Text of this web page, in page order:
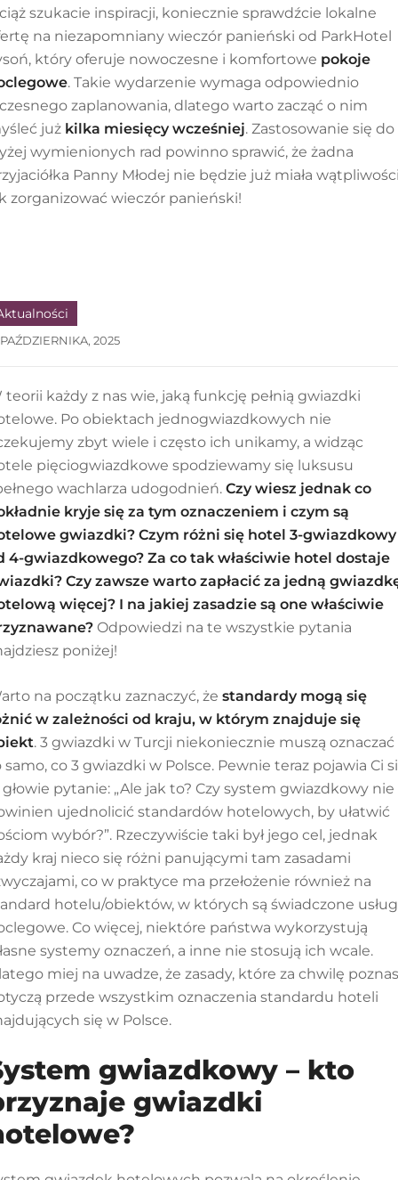
szukacie inspiracji, koniecznie sprawdźcie lokalne
na niezapomniany wieczór panieński od ParkHotel
który oferuje nowoczesne i komfortowe pokoje
. Takie wydarzenie wymaga odpowiednio
zaplanowania, dlatego warto zacząć o nim
już kilka miesięcy wcześniej. Zastosowanie się do
wymienionych rad powinno sprawić, że żadna
Panny Młodej nie będzie już miała
zorganizować wieczór panieński!
PAŹDZIERNIKA, 2025
teorii każdy z nas wie, jaką funkcję pełnią gwiazdki
Po obiektach jednogwiazdkowych nie
zbyt wiele i często ich unikamy, a widząc
pięciogwiazdkowe spodziewamy się luksusu
wachlarza udogodnień. Czy wiesz jednak co
kryje się za tym oznaczeniem i czym są
gwiazdki? Czym różni się hotel 3-gwiazdkowy
4-gwiazdkowego? Za co tak właściwie hotel dostaje
Czy zawsze warto zapłacić za jedną
więcej? I na jakiej zasadzie są one właściwie
Odpowiedzi na te wszystkie pytania
poniżej!
na początku zaznaczyć, że standardy mogą się
w zależności od kraju, w którym znajduje się
. 3 gwiazdki w Turcji niekoniecznie muszą oznaczać
samo, co 3 gwiazdki w Polsce. Pewnie teraz pojawia Ci
pytanie: „Ale jak to? Czy system gwiazdkowy nie
ujednolicić standardów hotelowych, by ułatwić
wybór?”. Rzeczywiście taki był jego cel, jednak
kraj nieco się różni panującymi tam zasadami
co w praktyce ma przełożenie również na
hotelu/obiektów, w których są świadczone
. Co więcej, niektóre państwa wykorzystują
systemy oznaczeń, a inne nie stosują ich wcale.
miej na uwadze, że zasady, które za chwilę
przede wszystkim oznaczenia standardu hoteli
się w Polsce.
gwiazdkowy – kto
gwiazdki